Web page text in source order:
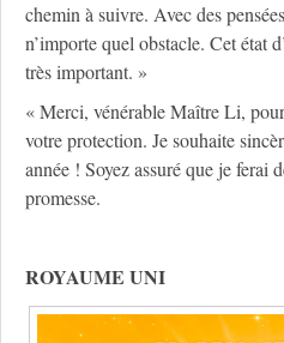
chemin à suivre. Avec des
n’importe quel obstacle. Cet état
très important. »
« Merci, vénérable Maître Li,
votre protection. Je souhaite
année ! Soyez assuré que je ferai
promesse.
ROYAUME UNI